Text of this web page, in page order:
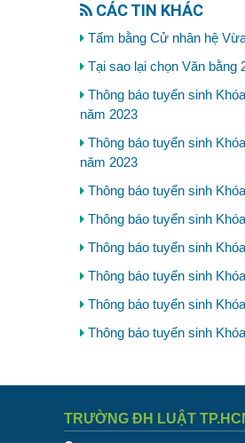
CÁC TIN KHÁC
Tấm bằng Cử nhân hệ
Tại sao lại chọn Văn
Thông báo tuyển sinh
năm 2023
Thông báo tuyển sinh
năm 2023
Thông báo tuyển sinh
Thông báo tuyển sinh
Thông báo tuyển sinh
Thông báo tuyển sinh
Thông báo tuyển sinh
Thông báo tuyển sinh
TRƯỜNG ĐH LUẬT